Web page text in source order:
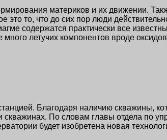
материков и их движении.
это то, что до сих пор люди
содержатся практически все
летучих компонентов вроде
Благодаря наличию скважины,
По словам главы отдела по
будет изобретена новая